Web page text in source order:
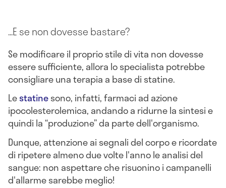
...E se non dovesse bastare?
Se modificare il proprio stile di vita non dovesse
essere sufficiente, allora lo specialista potrebbe
consigliare una terapia a base di statine.
Lestatinesono, infatti, farmaci ad azione
ipocolesterolemica, andando a ridurne la sintesi e
quindi la “produzione” da parte dell'organismo.
Dunque, attenzione ai segnali del corpo e ricordate
di ripetere almeno due volte l'anno le analisi del
sangue: non aspettare che risuonino i campanelli
d'allarme sarebbe meglio!